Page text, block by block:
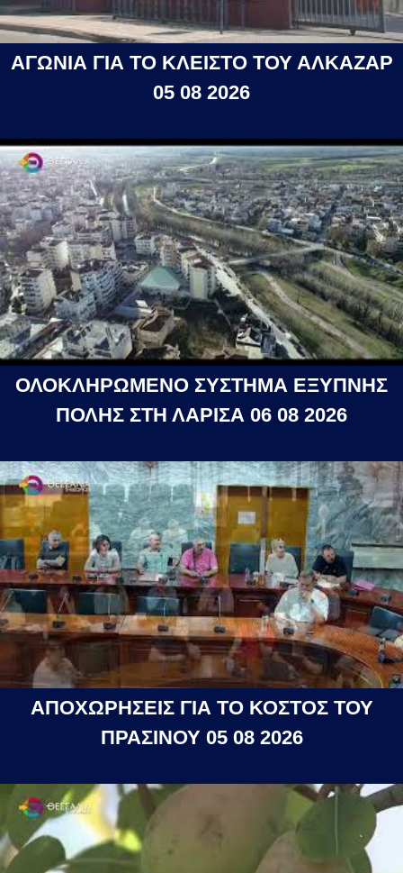
ΑΓΩΝΙΑ ΓΙΑ ΤΟ ΚΛΕΙΣΤΟ ΤΟΥ ΑΛΚΑΖΑΡ
05 08 2026
ΟΛΟΚΛΗΡΩΜΕΝΟ ΣΥΣΤΗΜΑ ΕΞΥΠΝΗΣ
ΠΟΛΗΣ ΣΤΗ ΛΑΡΙΣΑ 06 08 2026
ΑΠΟΧΩΡΗΣΕΙΣ ΓΙΑ ΤΟ ΚΟΣΤΟΣ ΤΟΥ
ΠΡΑΣΙΝΟΥ 05 08 2026